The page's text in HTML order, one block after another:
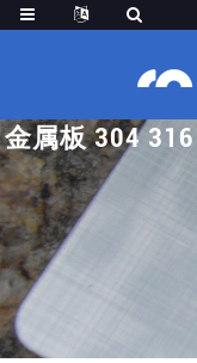
金属板 304